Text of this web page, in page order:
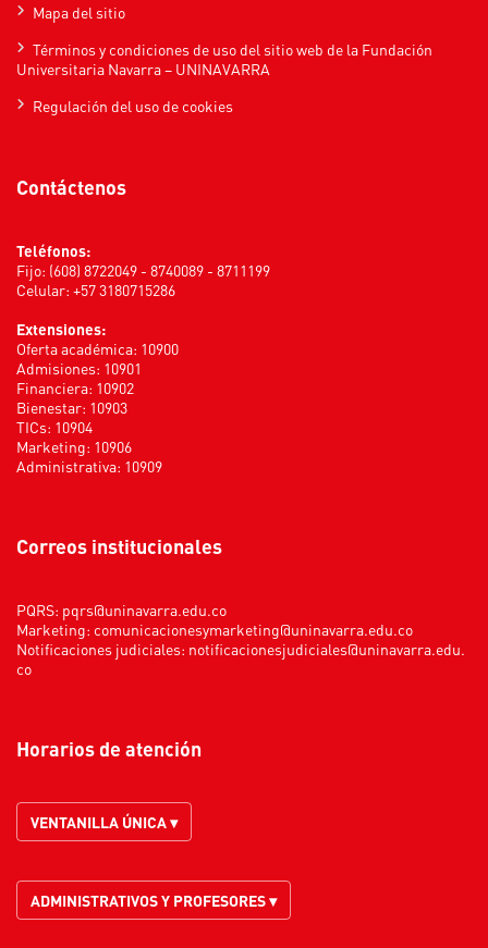
Mapa del sitio
Términos y condiciones de uso del sitio web de la Fundación
Universitaria Navarra – UNINAVARRA
Regulación del uso de cookies
Contáctenos
Teléfonos:
Fijo: (608) 8722049 - 8740089 - 8711199
Celular: +57 3180715286
Extensiones:
Oferta académica: 10900
Admisiones: 10901
Financiera: 10902
Bienestar: 10903
TICs: 10904
Marketing: 10906
Administrativa: 10909
Correos institucionales
PQRS: pqrs@uninavarra.edu.co
Marketing: comunicacionesymarketing@uninavarra.edu.co
Notificaciones judiciales: notificacionesjudiciales@uninavarra.edu.
co
Horarios de atención
VENTANILLA ÚNICA ▾
ADMINISTRATIVOS Y PROFESORES ▾